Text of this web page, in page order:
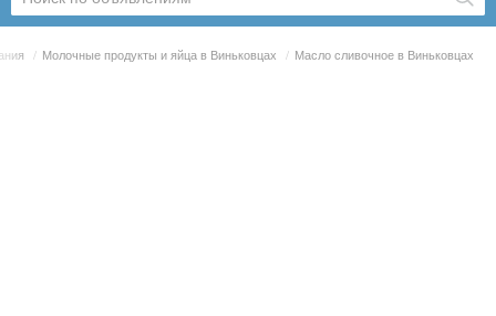
/ Молочные продукты и яйца в Виньковцах / Масло сливочное в Виньковцах